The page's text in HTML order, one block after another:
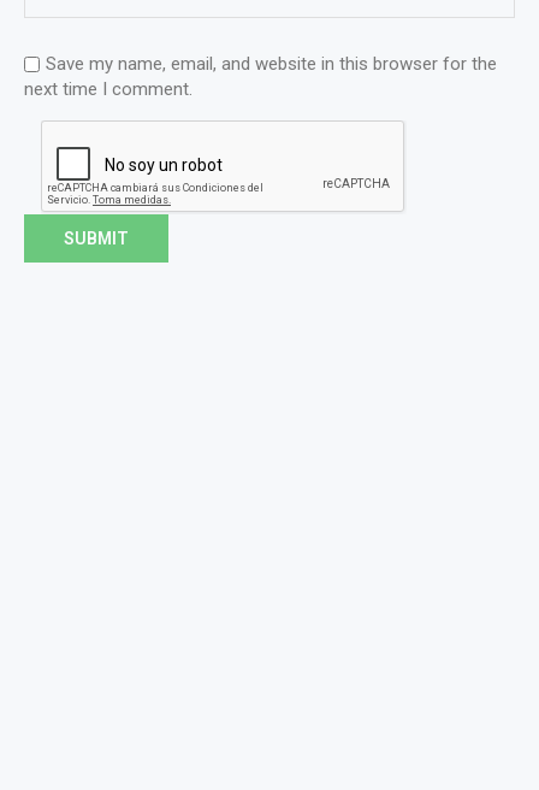
Save my name, email, and website in this browser for the
next time I comment.